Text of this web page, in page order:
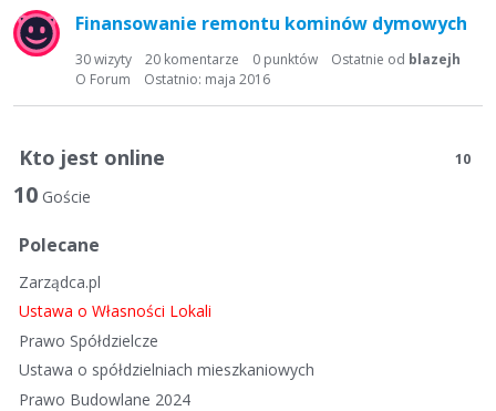
i
s
a
y
k
s
y
n
a
Finansowanie remontu kominów dymowych
30wizyty 20 komentarze 0 punktów Ostatnie od blazejh
Ostatnio: maja 2016
O Forum
Kto jest online 10
10 Goście
Polecane
Zarządca.pl
Ustawa o Własności Lokali
Prawo Spółdzielcze
Ustawa o spółdzielniach mieszkaniowych
Prawo Budowlane 2024